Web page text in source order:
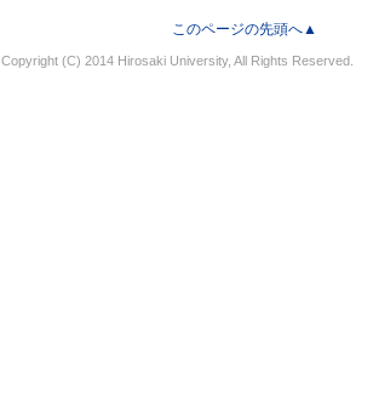
このページの先頭へ▲
Copyright (C) 2014 Hirosaki University, All Rights Reserved.